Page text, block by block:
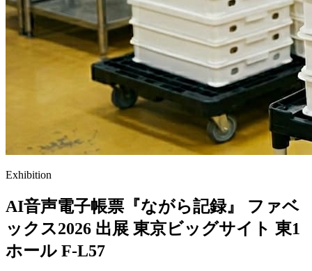
Exhibition
AI音声電子帳票『ながら記録』
ファベ
ックス2026 出展 東京ビッグサイト 東1
ホール F-L57